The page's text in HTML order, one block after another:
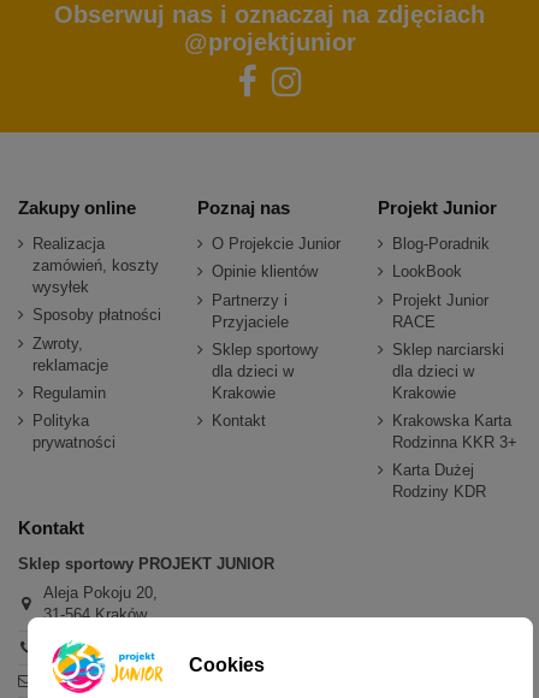
Obserwuj nas i oznaczaj na zdjęciach
@projektjunior
Zakupy online
Realizacja
zamówień, koszty
wysyłek
Sposoby płatności
Zwroty,
reklamacje
Regulamin
Polityka
prywatności
Poznaj nas
O Projekcie Junior
Opinie klientów
Partnerzy i
Przyjaciele
Sklep sportowy
dla dzieci w
Krakowie
Kontakt
Projekt Junior
Blog-Poradnik
LookBook
Projekt Junior
RACE
Sklep narciarski
dla dzieci w
Krakowie
Krakowska Karta
Rodzinna KKR 3+
Karta Dużej
Rodziny KDR
Kontakt
Sklep sportowy PROJEKT JUNIOR
Aleja Pokoju 20,
31-564 Kraków
+48 600 779 897
sklep@projektjunior.pl
Cookies